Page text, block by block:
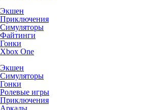
Экшен
Приключения
Симуляторы
Файтинги
Гонки
Xbox One
Экшен
Симуляторы
Гонки
Ролевые игры
Приключения
Аркады